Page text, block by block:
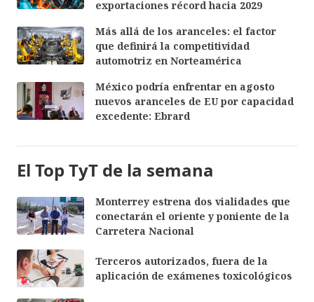
exportaciones récord hacia 2029
Más allá de los aranceles: el factor
que definirá la competitividad
automotriz en Norteamérica
México podría enfrentar en agosto
nuevos aranceles de EU por capacidad
excedente: Ebrard
El Top TyT de la semana
Monterrey estrena dos vialidades que
conectarán el oriente y poniente de la
Carretera Nacional
Terceros autorizados, fuera de la
aplicación de exámenes toxicológicos